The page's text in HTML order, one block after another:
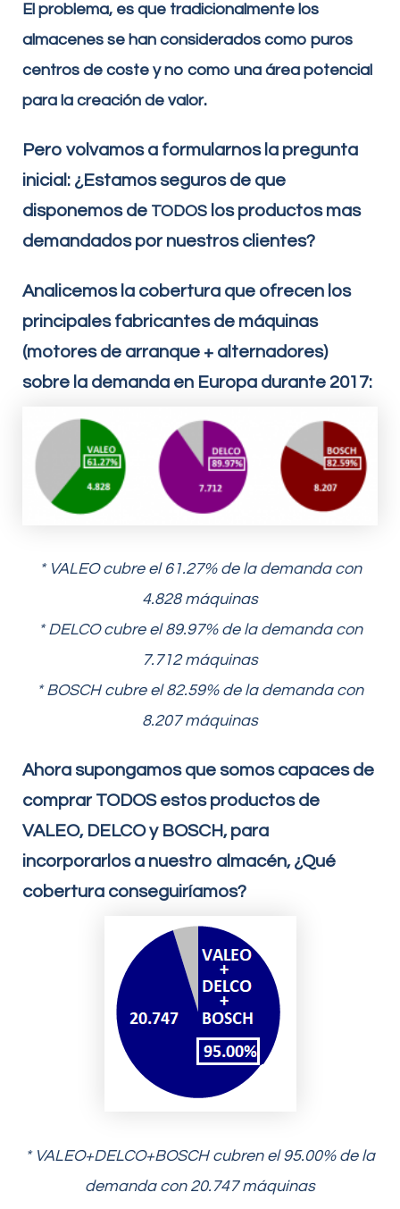
El problema, es que tradicionalmente los
almacenes se han considerados como puros
centros de coste y no como una área potencial
para la creación de valor.
Pero volvamos a formularnos la pregunta
inicial: ¿Estamos seguros de que
disponemos de TODOS los productos mas
demandados por nuestros clientes?
Analicemos la cobertura que ofrecen los
principales fabricantes de máquinas
(motores de arranque + alternadores)
sobre la demanda en Europa durante 2017:
* VALEO cubre el 61.27% de la demanda con
4.828 máquinas
* DELCO cubre el 89.97% de la demanda con
7.712 máquinas
* BOSCH cubre el 82.59% de la demanda con
8.207 máquinas
Ahora supongamos que somos capaces de
comprar TODOS estos productos de
VALEO, DELCO y BOSCH, para
incorporarlos a nuestro almacén, ¿Qué
cobertura conseguiríamos?
* VALEO+DELCO+BOSCH cubren el 95.00% de la
demanda con 20.747 máquinas